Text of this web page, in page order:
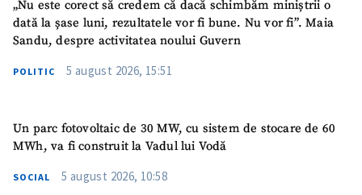
„Nu este corect să credem că dacă schimbăm miniștrii o
dată la șase luni, rezultatele vor fi bune. Nu vor fi”. Maia
Sandu, despre activitatea noului Guvern
POLITIC 5 august 2026, 15:51
Un parc fotovoltaic de 30 MW, cu sistem de stocare de 60
MWh, va fi construit la Vadul lui Vodă
SOCIAL 5 august 2026, 10:58